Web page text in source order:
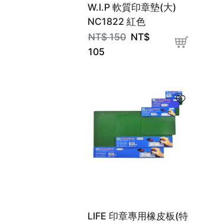
W.I.P 軟質印章墊(大)
NC1822 紅色
NT$150 NT$
105
LIFE 印章專用橡皮板(特